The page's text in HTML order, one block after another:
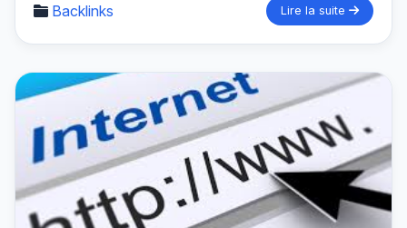
Backlinks Lire la suite